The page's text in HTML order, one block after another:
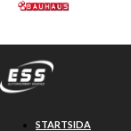
Hoppa till huvudinnehåll
STARTSIDA